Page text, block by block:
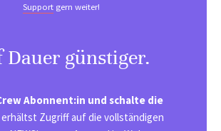
Support gern weiter!
Dauer günstiger.
Abonnent:in und schalte die
erhältst Zugriff auf die vollständigen